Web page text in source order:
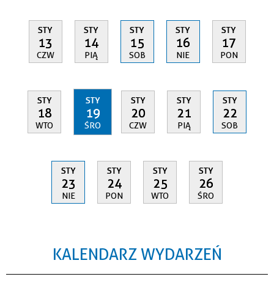
STY
13
CZW
STY
14
PIĄ
STY
15
SOB
STY
16
NIE
STY
17
PON
STY
18
WTO
STY
19
ŚRO
STY
20
CZW
STY
21
PIĄ
STY
22
SOB
STY
23
NIE
STY
24
PON
STY
25
WTO
STY
26
ŚRO
KALENDARZ WYDARZEŃ